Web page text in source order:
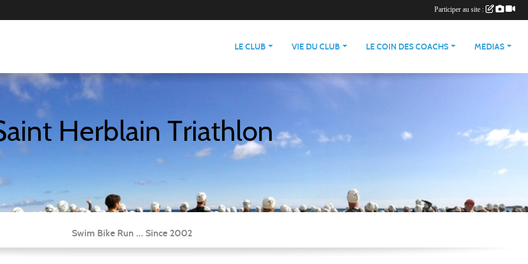
LE CLUB VIE DU CLUB LE COIN DES COACHS MEDIAS
Herblain Triathlon
Swim Bike Run ... Since 2002
Participer au site :